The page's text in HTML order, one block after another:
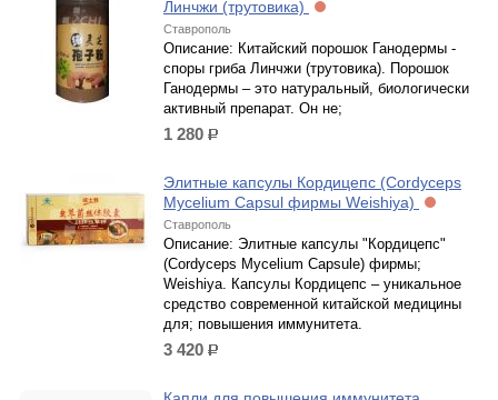
Линчжи (трутовика)
Ставрополь
Описание: Китайский порошок Ганодермы -
споры гриба Линчжи (трутовика). Порошок
Ганодермы – это натуральный, биологически
активный препарат. Он не;
1 280 р.
Элитные капсулы Кордицепс (Cordyceps
Mycelium Capsul фирмы Weishiya)
Ставрополь
Описание: Элитные капсулы "Кордицепс"
(Cordyceps Mycelium Capsule) фирмы;
Weishiya. Капсулы Кордицепс – уникальное
средство современной китайской медицины
для; повышения иммунитета.
3 420 р.